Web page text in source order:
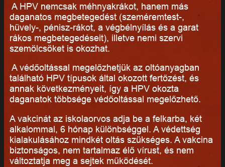
A HPV nemcsak méhnyakrákot, hanem más
daganatos megbetegedést (szeméremtest-,
hüvely-, pénisz-rákot, a végbélnyílás és a garat
rákos megbetegedéseit), illetve nemi szervi
szemölcsöket is okozhat.
A védőoltással megelőzhetjük az oltóanyagban
található HPV típusok által okozott fertőzést, és
annak következményeit, így a HPV okozta
daganatok többsége védőoltással megelőzhető.
A vakcinát az iskolaorvos adja be a felkarba, két
alkalommal, 6 hónap különbséggel. A védettség
kialakulásához mindkét oltás szükséges. A vakcina
biztonságos, nem tartalmaz élő vírust, és nem
változtatja meg a sejtek működését.